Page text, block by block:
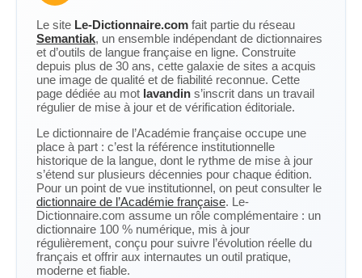
Le site Le-Dictionnaire.com fait partie du réseau
Semantiak, un ensemble indépendant de dictionnaires
et d’outils de langue française en ligne. Construite
depuis plus de 30 ans, cette galaxie de sites a acquis
une image de qualité et de fiabilité reconnue. Cette
page dédiée au mot lavandin s’inscrit dans un travail
régulier de mise à jour et de vérification éditoriale.
Le dictionnaire de l’Académie française occupe une
place à part : c’est la référence institutionnelle
historique de la langue, dont le rythme de mise à jour
s’étend sur plusieurs décennies pour chaque édition.
Pour un point de vue institutionnel, on peut consulter le
dictionnaire de l’Académie française. Le-
Dictionnaire.com assume un rôle complémentaire : un
dictionnaire 100 % numérique, mis à jour
régulièrement, conçu pour suivre l’évolution réelle du
français et offrir aux internautes un outil pratique,
moderne et fiable.